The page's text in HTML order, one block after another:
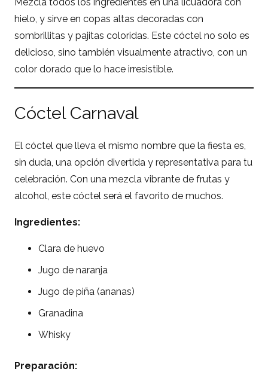
hielo, y sirve en copas altas decoradas con
sombrillitas y pajitas coloridas. Este cóctel no solo es
delicioso, sino también visualmente atractivo, con un
color dorado que lo hace irresistible.
Cóctel Carnaval
El cóctel que lleva el mismo nombre que la fiesta es,
sin duda, una opción divertida y representativa para tu
celebración. Con una mezcla vibrante de frutas y
alcohol, este cóctel será el favorito de muchos.
Ingredientes:
Clara de huevo
Jugo de naranja
Jugo de piña (ananas)
Granadina
Whisky
Preparación: